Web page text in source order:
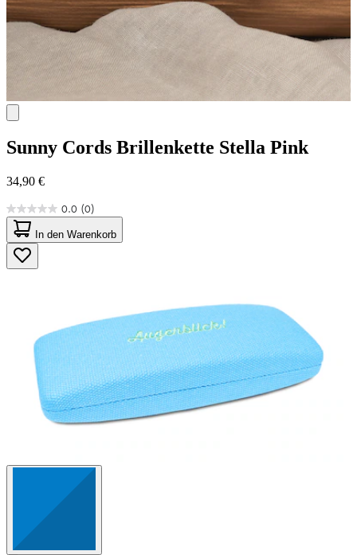
Sunny Cords Brillenkette Stella Pink
34,90 €
0.0 (0)
0.0
von
5
Sternen.
In den Warenkorb